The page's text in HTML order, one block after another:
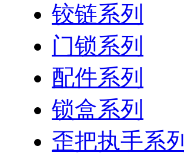
铰链系列
门锁系列
配件系列
锁盒系列
歪把执手系列